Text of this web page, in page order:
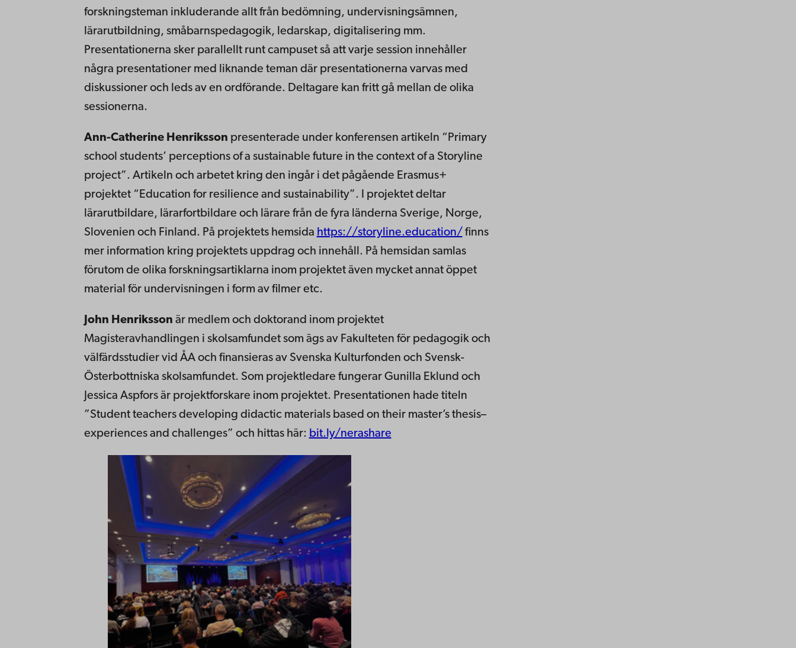
forskningsteman inkluderande allt från bedömning, undervisningsämnen,
lärarutbildning, småbarnspedagogik, ledarskap, digitalisering mm.
Presentationerna sker parallellt runt campuset så att varje session innehåller
några presentationer med liknande teman där presentationerna varvas med
diskussioner och leds av en ordförande. Deltagare kan fritt gå mellan de olika
sessionerna.
Ann-Catherine Henriksson presenterade under konferensen artikeln “Primary
school students’ perceptions of a sustainable future in the context of a Storyline
project”. Artikeln och arbetet kring den ingår i det pågående Erasmus+
projektet “Education for resilience and sustainability”. I projektet deltar
lärarutbildare, lärarfortbildare och lärare från de fyra länderna Sverige, Norge,
Slovenien och Finland. På projektets hemsida https://storyline.education/ finns
mer information kring projektets uppdrag och innehåll. På hemsidan samlas
förutom de olika forskningsartiklarna inom projektet även mycket annat öppet
material för undervisningen i form av filmer etc.
John Henriksson är medlem och doktorand inom projektet
Magisteravhandlingen i skolsamfundet som ägs av Fakulteten för pedagogik och
välfärdsstudier vid ÅA och finansieras av Svenska Kulturfonden och Svensk-
Österbottniska skolsamfundet. Som projektledare fungerar Gunilla Eklund och
Jessica Aspfors är projektforskare inom projektet. Presentationen hade titeln
”Student teachers developing didactic materials based on their master’s thesis–
experiences and challenges” och hittas här: bit.ly/nerashare